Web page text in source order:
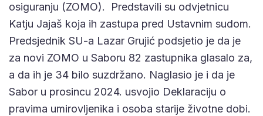
osiguranju (ZOMO). Predstavili su odvjetnicu
Katju Jajaš koja ih zastupa pred Ustavnim sudom.
Predsjednik SU-a Lazar Grujić podsjetio je da je
za novi ZOMO u Saboru 82 zastupnika glasalo za,
a da ih je 34 bilo suzdržano. Naglasio je i da je
Sabor u prosincu 2024. usvojio Deklaraciju o
pravima umirovljenika i osoba starije životne dobi.